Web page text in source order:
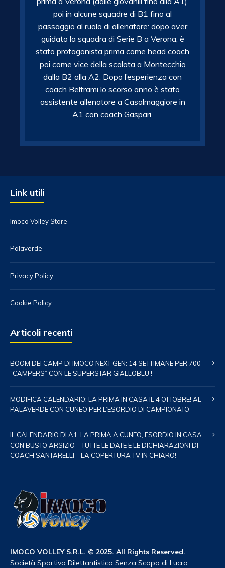
poi in alcune squadre di B1 fino al
passaggio al ruolo di allenatore: dopo aver
guidato la squadra di Serie B a Verona, è
stato protagonista prima come head coach
poi come vice della scalata a Montecchio
dalla B2 alla A2. Dopo l’esperienza con
coach Beltrami lo scorso anno è stato
assistente allenatore a Casalmaggiore in
A1 con coach Gaspari.
Link utili
Imoco Volley Store
Palaverde
Privacy Policy
Cookie Policy
Articoli recenti
BOOM DEI CAMP DI IMOCO NEXT GEN: 14 SETTIMANE PER 700
“CAMPERS” CON LE SUPERSTAR GIALLOBLU’!
MODIFICA CALENDARIO: LA PRIMA IN CASA IL 4 OTTOBRE! AL
PALAVERDE CON CUNEO PER L’ESORDIO DI CAMPIONATO
IL CALENDARIO DI A1: LA PRIMA A CUNEO, ESORDIO IN CASA
CON BUSTO ARSIZIO – TUTTE LE DATE E LE DICHIARAZIONI DI
COACH SANTARELLI – LA COPERTURA TV IN CHIARO!
IMOCO VOLLEY S.R.L. © 2025. All Rights Reserved.
Società Sportiva Dilettantistica Senza Scopo di Lucro